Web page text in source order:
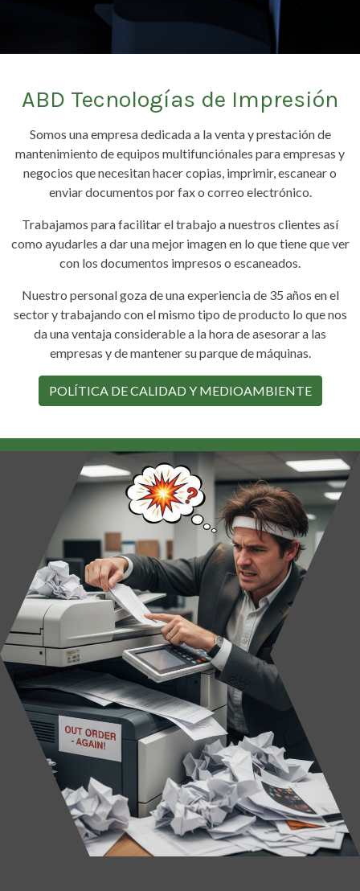
ABD Tecnologías de Impresión
Somos una empresa dedicada a la venta y prestación de
mantenimiento de equipos multifunciónales para empresas y
negocios que necesitan hacer copias, imprimir, escanear o
enviar documentos por fax o correo electrónico.
Trabajamos para facilitar el trabajo a nuestros clientes así
como ayudarles a dar una mejor imagen en lo que tiene que ver
con los documentos impresos o escaneados.
Nuestro personal goza de una experiencia de 35 años en el
sector y trabajando con el mismo tipo de producto lo que nos
da una ventaja considerable a la hora de asesorar a las
empresas y de mantener su parque de máquinas.
POLÍTICA DE CALIDAD Y MEDIOAMBIENTE